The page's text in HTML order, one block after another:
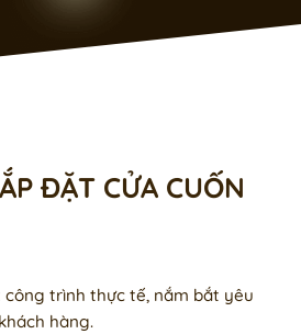
ĐẶT CỬA CUỐN
trình thực tế, nắm bắt yêu
hàng.